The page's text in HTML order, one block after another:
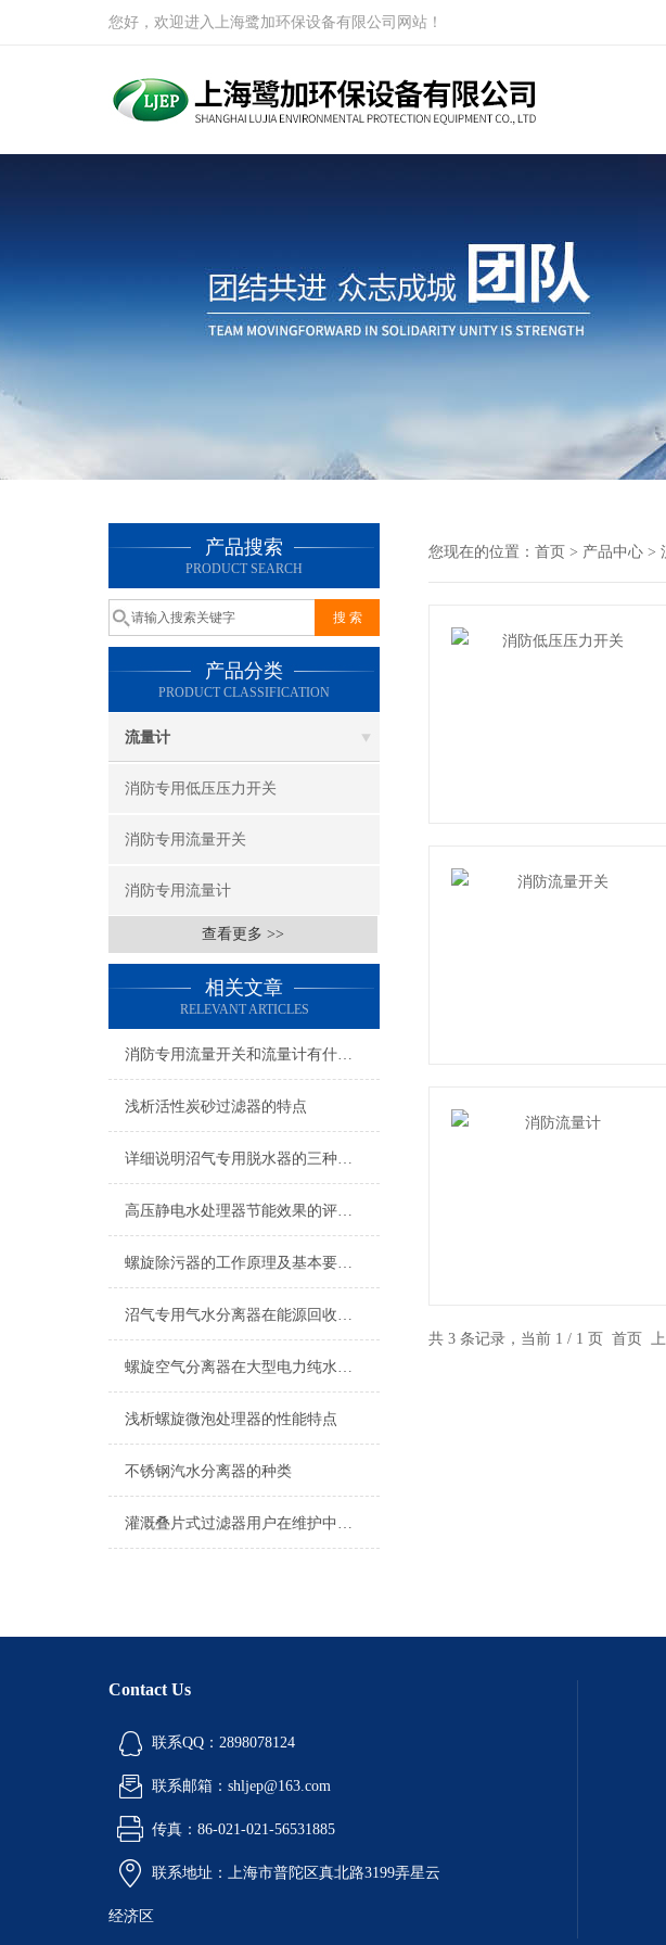
您好，欢迎进入上海鹭加环保设备有限公司网站！
产品搜索
PRODUCT SEARCH
产品分类
PRODUCT CLASSIFICATION
流量计
消防专用低压压力开关
消防专用流量开关
消防专用流量计
查看更多 >>
相关文章
RELEVANT ARTICLES
消防专用流量开关和流量计有什么区别
浅析活性炭砂过滤器的特点
详细说明沼气专用脱水器的三种脱水方法
高压静电水处理器节能效果的评估方法
螺旋除污器的工作原理及基本要求说明
沼气专用气水分离器在能源回收中的关键作用
螺旋空气分离器在大型电力纯水冷却设备上的应用
浅析螺旋微泡处理器的性能特点
不锈钢汽水分离器的种类
灌溉叠片式过滤器用户在维护中可以避免的误区
您现在的位置： 首页 > 产品中心 >
共 3 条记录，当前 1 / 1 页 首页
Contact Us
联系QQ：2898078124
联系邮箱：shljep@163.com
传真：86-021-021-56531885
联系地址：上海市普陀区真北路3199弄星云
经济区